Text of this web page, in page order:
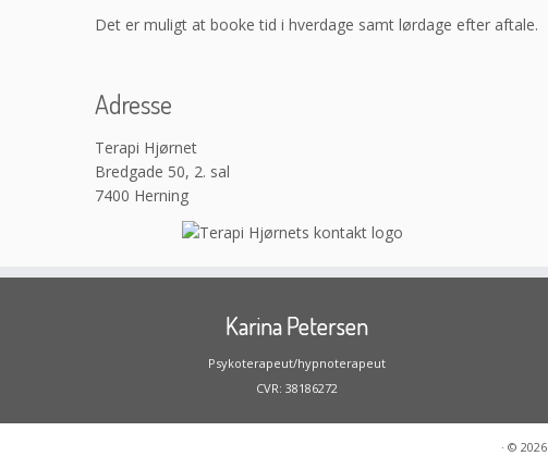
Det er muligt at booke tid i hverdage samt lørdage efter aftale.
Adresse
Terapi Hjørnet
Bredgade 50, 2. sal
7400 Herning
Karina Petersen
Psykoterapeut/hypnoterapeut
CVR: 38186272
· © 2026